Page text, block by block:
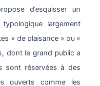
d’esquisser un
largement
« de plaisance » ou «
dont le grand public a
sont réservées à des
ouverts comme les